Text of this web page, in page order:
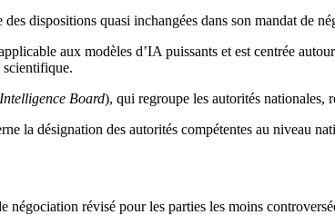
dispositions quasi inchangées dans son mandat de
aux modèles d’IA puissants et est centrée
scientifique.
Board), qui regroupe les autorités nationales,
la désignation des autorités compétentes au niveau
négociation révisé pour les parties les moins